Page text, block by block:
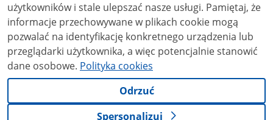
użytkowników i stale ulepszać nasze usługi. Pamiętaj, że
informacje przechowywane w plikach cookie mogą
pozwalać na identyfikację konkretnego urządzenia lub
przeglądarki użytkownika, a więc potencjalnie stanowić
dane osobowe. Polityka cookies
Odrzuć
Spersonalizuj